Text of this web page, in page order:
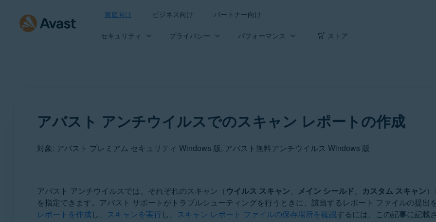
家庭向け ビジネス向け パートナー向け
セキュリティ プライバシー パフォーマンス ストア
アバスト アンチウイルスでのスキャン レポートの作成
対象: アバスト プレミアム セキュリティ Windows 版, アバスト無料アンチウイルス Windows 版
製品:
アバスト プレミアム セキュリティ 22.x Windows 版
アバスト無料アンチウイルス 22.x Windows 版
アバスト アンチウイルスでは、それぞれのスキャン（ ウイルス スキャン、 メイン シールド、 カスタム スキャン
を指定できます。アバスト サポートがトラブルシューティングを行うときに、該当するレポート ファイルの提出
レポートを作成し、 スキャンを実行し、 スキャン レポート ファイルの保存場所を確認するには、この記事に記載